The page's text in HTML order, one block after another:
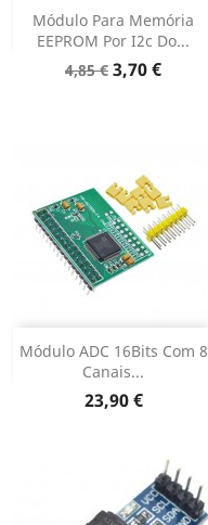
Módulo Para Memória
EEPROM Por I2c Do...
Preço
4,85 € Preço
3,70 €
Adicionar 
Dados do produto
Módulo ADC 16Bits Com 8
Canais...
Preço
23,90 €
Sem stock